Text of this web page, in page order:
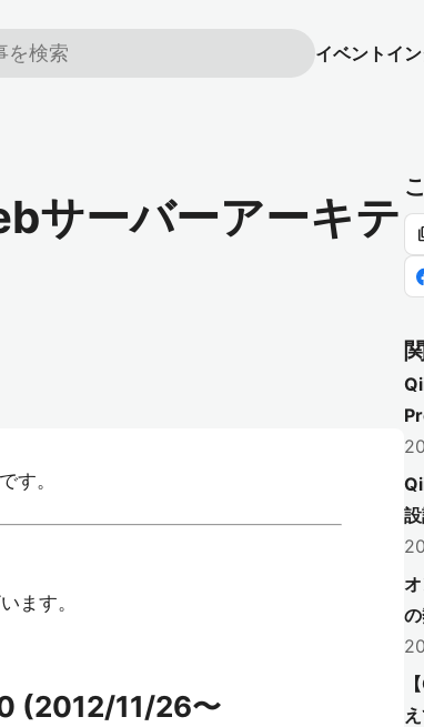
イベント イ
サーバーアーキテ
す。
ます。
(2012/11/26〜
〜